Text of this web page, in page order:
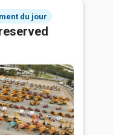
du jour